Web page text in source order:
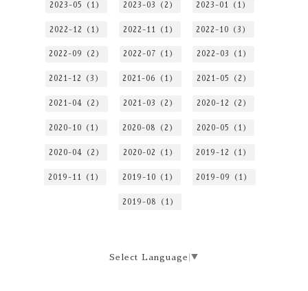
2023-05（1） 2023-03（2） 2023-01（1）
2022-12（1） 2022-11（1） 2022-10（3）
2022-09（2） 2022-07（1） 2022-03（1）
2021-12（3） 2021-06（1） 2021-05（2）
2021-04（2） 2021-03（2） 2020-12（2）
2020-10（1） 2020-08（2） 2020-05（1）
2020-04（2） 2020-02（1） 2019-12（1）
2019-11（1） 2019-10（1） 2019-09（1）
2019-08（1）
Select Language ▼